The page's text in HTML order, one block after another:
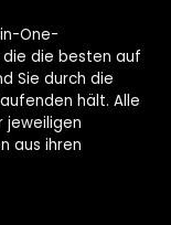
One-
die die besten auf
Sie durch die
hält. Alle
jeweiligen
aus ihren